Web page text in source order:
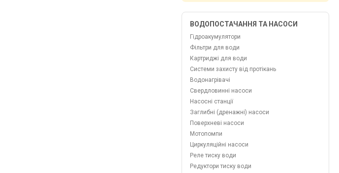
ВОДОПОСТАЧАННЯ ТА НАСОСИ
Гідроакумулятори
Фільтри для води
Картриджі для води
Системи захисту від протікань
Водонагрівачі
Свердловинні насоси
Насосні станції
Заглибні (дренажні) насоси
Поверхневі насоси
Мотопомпи
Циркуляційні насоси
Реле тиску води
Редуктори тиску води